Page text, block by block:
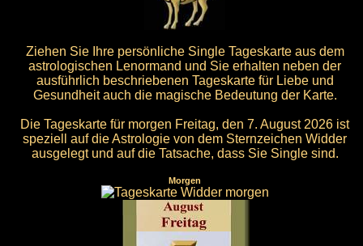
Ziehen Sie Ihre persönliche Single Tageskarte aus dem
astrologischen Lenormand und Sie erhalten neben der
ausführlich beschriebenen Tageskarte für Liebe und
Gesundheit auch die magische Bedeutung der Karte.
Die Tageskarte für morgen Freitag, den 7. August 2026 ist
speziell auf die Astrologie von dem Sternzeichen Widder
ausgelegt und auf die Tatsache, dass Sie Single sind.
Morgen